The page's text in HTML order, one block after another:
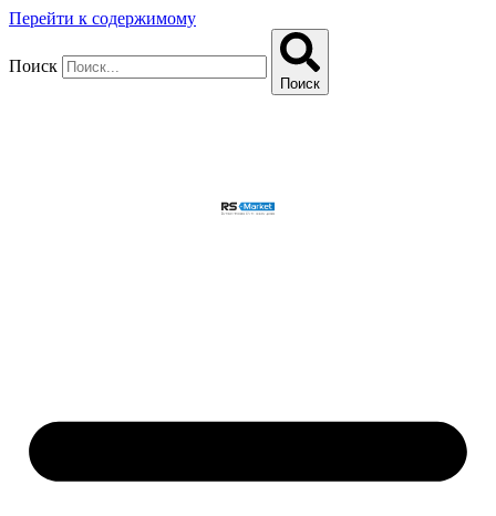
Перейти к содержимому
Поиск
Поиск